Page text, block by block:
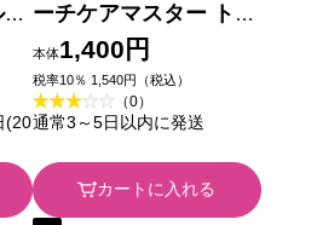
(20
ーチケアマスター トリ
ートメント ３００ｍＬ
コーセー
本体1,400円
税率10％ 1,540円（税込）
（0）
通常3～5日以内に発送
カートに入れる